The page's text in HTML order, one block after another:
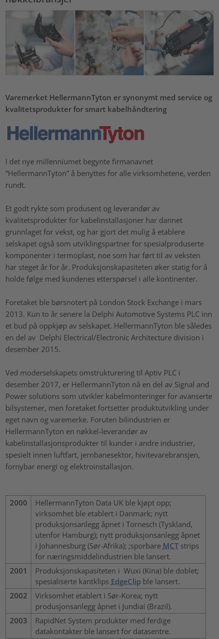
Varemerket HellermannTyton er synonymt med service og
kvalitetsprodukter for smart kabelhåndtering
I det nye millenniumet begynte firmanavnet
“HellermannTyton” å benyttes for alle virksomhetene, verden
rundt.
Et godt rykte som produsent og leverandør av
kvalitetsprodukter for kabelinstallasjoner har dannet
grunnlaget for vekst, og har gjort det mulig å etablere
selskapet også som utviklingspartner for spesialproduserte
komponenter i termoplast, noe som har ført til av veksten
har steget år for år. Produksjonskapasiteten øker statig for å
holde følge med kundenes etterspørsel i alle kontinenter.
Foretaket ble børsnotert på London Stock Exchange i mars
2013. Kun to år senere la Delphi Automotive Systems PLC inn
et bud på oppkjøp av selskapet. HellermannTyton ble således
en del av Delphi Electrical/Electronic Architecture division i
desember 2015.
Ved moderselskapets omstrukturering til Aptiv PLC i
desember 2017, er HellermannTyton nå en del av Signal and
Power solutions som utvikler kabelmonteringer for avanserte
bilsystemer, men foretaket fortsetter produktutvikling under
eget navn og varemerke. Foruten bilindustrien er
HellermannTyton en nøkkel-leverandør av
kabelinstallasjonsprodukter til kunder i andre industrier,
spesielt innen luftfart, jernbanesektor, hivitevarebransjen,
fornybar energi og elektroinstallasjon.
2000
HellermannTyton Data UK ble kjøpt opp;
virksomhet ble etablert i Danmark; nytt
produksjonsanlegg åpnet i Tornesch (Tyskland,
utenfor Hamburg); nytt produksjonsanlegg åpnet
i Johannesburg (Sør-Afrika); ;sporbare MCT strips
for næringsmiddelindustrien ble lansert.
2001
Produksjonskapasiteten i Wuxi (Kina) ble doblet;
spesialiserte kantklips EdgeClipble lansert.
2002
Virksomhet etablert i Sør-Korea; nytt
produsjonsanlegg åpnet i Jundiaí (Brazil).
2003
RapidNet System produkter med ferdige
datakontakter ble lansert for datasentre.